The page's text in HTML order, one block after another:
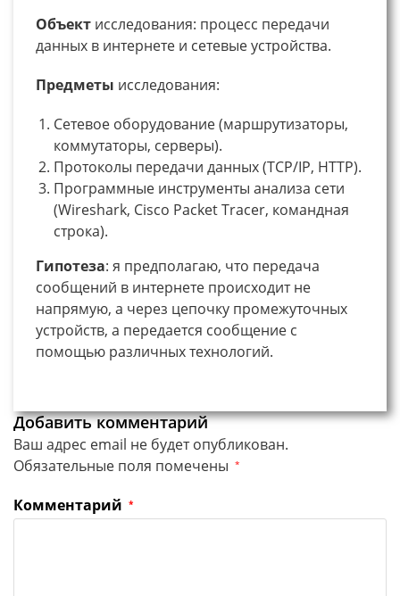
Объект исследования: процесс передачи
данных в интернете и сетевые устройства.
Предметы исследования:
Сетевое оборудование (маршрутизаторы,
коммутаторы, серверы).
Протоколы передачи данных (TCP/IP, HTTP).
Программные инструменты анализа сети
(Wireshark, Cisco Packet Tracer, командная
строка).
Гипотеза: я предполагаю, что передача
сообщений в интернете происходит не
напрямую, а через цепочку промежуточных
устройств, а передается сообщение с
помощью различных технологий.
Добавить комментарий
Ваш адрес email не будет опубликован.
Обязательные поля помечены *
Комментарий *